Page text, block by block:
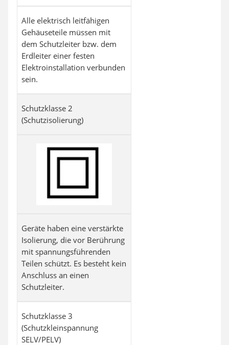
Alle elektrisch leitfähigen
Gehäuseteile müssen mit
dem Schutzleiter bzw. dem
Erdleiter einer festen
Elektroinstallation verbunden
sein.
Schutzklasse 2
(Schutzisolierung)
Geräte haben eine verstärkte
Isolierung, die vor Berührung
mit spannungsführenden
Teilen schützt. Es besteht kein
Anschluss an einen
Schutzleiter.
Schutzklasse 3
(Schutzkleinspannung
SELV/PELV)